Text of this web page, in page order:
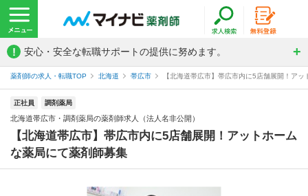
! 安心・安全な転職サポートの提供に努めます。
薬剤師の求人・転職TOP 北海道 帯広市 【北海道帯広市】帯広市内に5店舗展開！ア
正社員 調剤薬局
北海道帯広市・調剤薬局の薬剤師求人（法人名非公開）
【北海道帯広市】帯広市内に5店舗展開！アットホーム
な薬局にて薬剤師募集